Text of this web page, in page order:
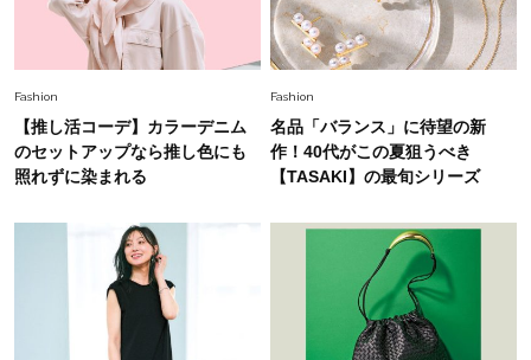
Fashion
今、40代の「メガネ＆サングラス」のトレンド
に更新あり！“黒ぶち以外”が新定番に
Fashion 2026.8.5
オシャレ40代の【ワンピ＆オールインワン】最
選び」！
Fashion
スタイリストが本気で推す！40代がほどよく華
やぐ【甘め黒アイテム】3選
Fashion
【推し活コーデ】カラーデニム
のセットアップなら推し色にも
照れずに染まれる
Fashion
名品「バランス」に待望の新
作！40代がこの夏狙うべき
【TASAKI】の最旬シリーズ